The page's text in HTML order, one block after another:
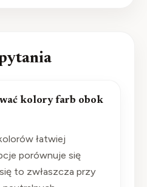
kolory farb obok
łatwiej
porównuje się
to zwłaszcza przy